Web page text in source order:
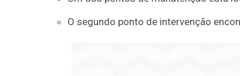
O segundo ponto de intervenção